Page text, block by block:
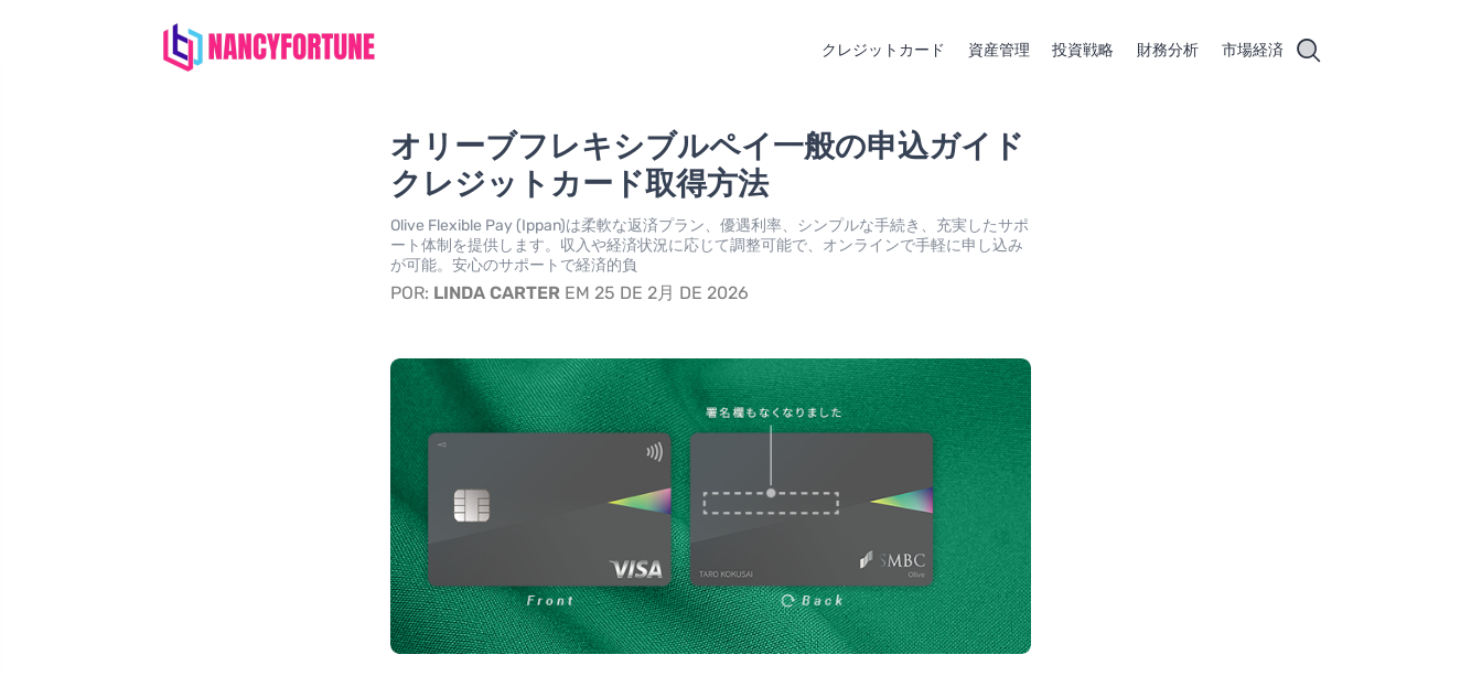
クレジットカード 資産管理 投資戦略 財務分析 市場経済
オリーブフレキシブルペイ一般の申込ガイド
クレジットカード取得方法
Olive Flexible Pay (Ippan)は柔軟な返済プラン、優遇利率、シンプルな手続き、充実したサポ
ート体制を提供します。収入や経済状況に応じて調整可能で、オンラインで手軽に申し込み
が可能。安心のサポートで経済的負
POR: LINDA CARTER EM 25 DE 2月 DE 2026